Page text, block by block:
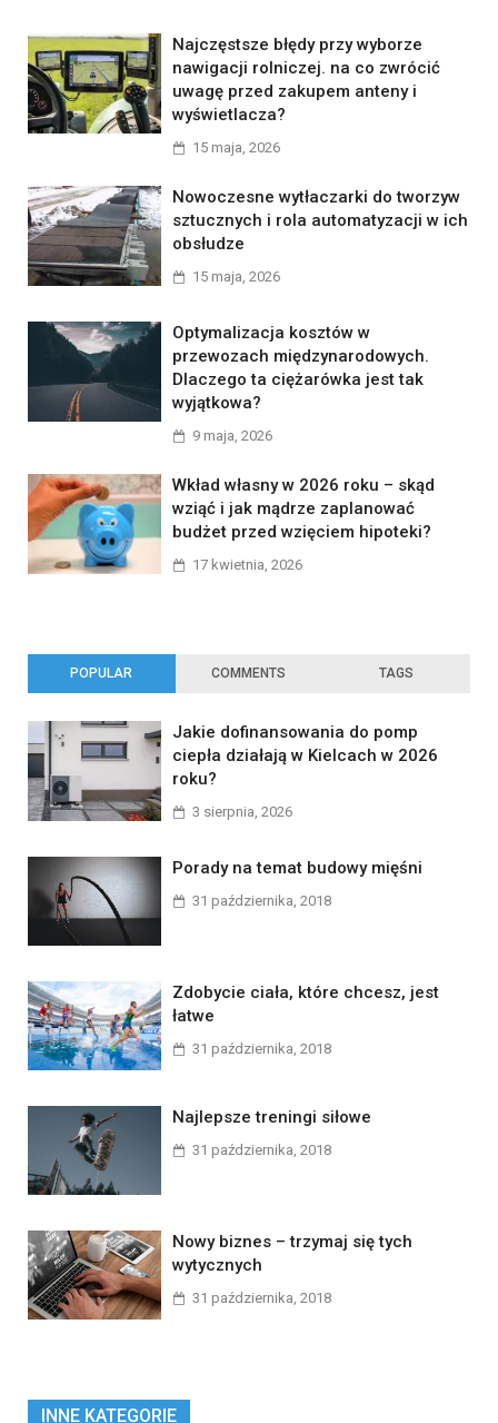
Najczęstsze błędy przy wyborze
nawigacji rolniczej. na co zwrócić
uwagę przed zakupem anteny i
wyświetlacza?
15 maja, 2026
Nowoczesne wytłaczarki do tworzyw
sztucznych i rola automatyzacji w ich
obsłudze
15 maja, 2026
Optymalizacja kosztów w
przewozach międzynarodowych.
Dlaczego ta ciężarówka jest tak
wyjątkowa?
9 maja, 2026
Wkład własny w 2026 roku – skąd
wziąć i jak mądrze zaplanować
budżet przed wzięciem hipoteki?
17 kwietnia, 2026
POPULAR COMMENTS TAGS
Jakie dofinansowania do pomp
ciepła działają w Kielcach w 2026
roku?
3 sierpnia, 2026
Porady na temat budowy mięśni
31 października, 2018
Zdobycie ciała, które chcesz, jest
łatwe
31 października, 2018
Najlepsze treningi siłowe
31 października, 2018
Nowy biznes – trzymaj się tych
wytycznych
31 października, 2018
INNE KATEGORIE